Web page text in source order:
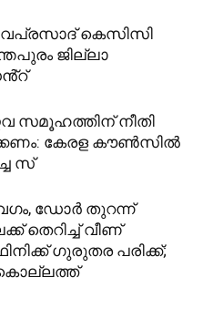
കെസിസി
ജില്ലാ
സമൂഹത്തിന് നീതി
കേരള കൗൺസിൽ
സ്
ഡോർ തുറന്ന്
തെറിച്ച് വീണ്
ഗുരുതര പരിക്ക്;